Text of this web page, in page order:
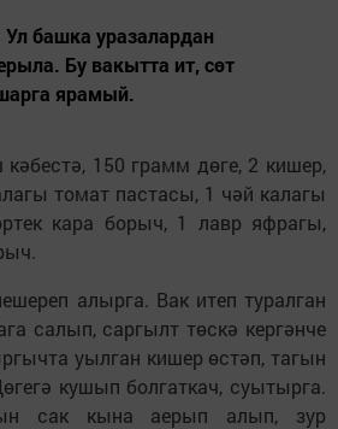
башка уразалардан
Бу вакытта ит, сөт
ярамый.
150 грамм дөге, 2 кишер,
томат пастасы, 1 чәй калагы
кара борыч, 1 лавр яфрагы,
алырга. Вак итеп туралган
салып, саргылт төскә кергәнче
уылган кишер өстәп, тагын
кушып болгаткач, суытырга.
сак кына аерып алып, зур